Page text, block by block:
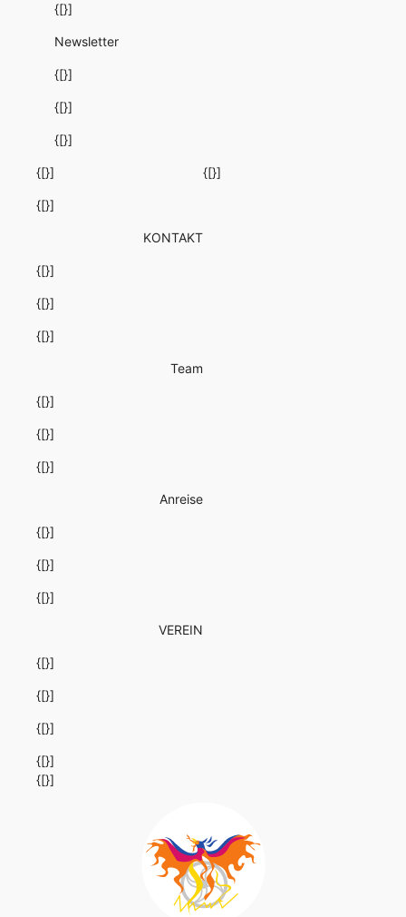
{[}]
Newsletter
{[}]
{[}]
{[}]
{[}]
{[}]
{[}]
{[}]
{[}]
KONTAKT
{[}]
{[}]
{[}]
Team
{[}]
{[}]
{[}]
Anreise
{[}]
{[}]
{[}]
VEREIN
{[}]
{[}]
{[}]